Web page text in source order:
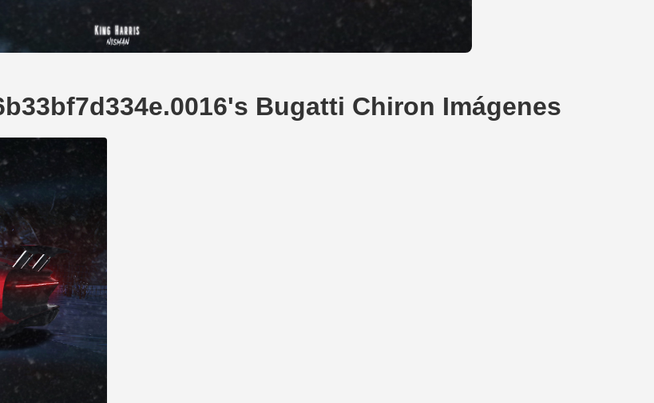
Bugatti Chiron Imágenes